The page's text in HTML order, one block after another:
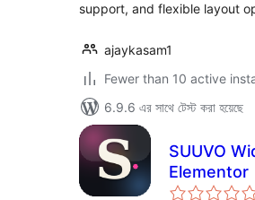
support, and flexible layout
ajaykasam1
Fewer than 10 active
6.9.6 এর সাথে টেস্ট করা হয়েছে
SUUVO
Elementor